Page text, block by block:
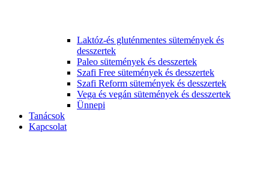
Laktóz-és gluténmentes sütemények és
desszertek
Paleo sütemények és desszertek
Szafi Free sütemények és desszertek
Szafi Reform sütemények és desszertek
Vega és vegán sütemények és desszertek
Ünnepi
Tanácsok
Kapcsolat